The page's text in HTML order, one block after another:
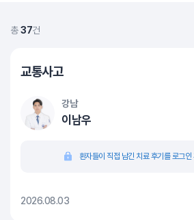
총37건
교통사고
강남
이남우
환자들이 직접 남긴 치료 후기를 로그인
2026.08.03